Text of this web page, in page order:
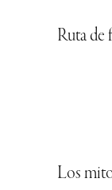
Ruta de
Los